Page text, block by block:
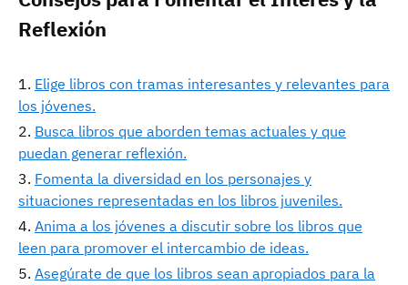
Reflexión
Elige libros con tramas interesantes y relevantes para
los jóvenes.
Busca libros que aborden temas actuales y que
puedan generar reflexión.
Fomenta la diversidad en los personajes y
situaciones representadas en los libros juveniles.
Anima a los jóvenes a discutir sobre los libros que
leen para promover el intercambio de ideas.
Asegúrate de que los libros sean apropiados para la